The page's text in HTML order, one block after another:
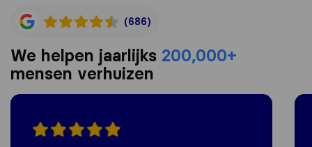
(686)
We helpen jaarlijks 200,000+
mensen verhuizen